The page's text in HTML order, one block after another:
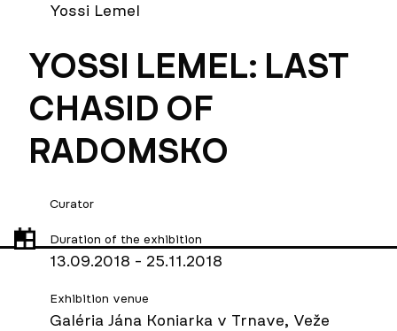
Yossi Lemel
YOSSI LEMEL: LAST
CHASID OF
RADOMSKO
Curator
Duration of the exhibition
13.09.2018 - 25.11.2018
Exhibition venue
Galéria Jána Koniarka v Trnave, Veže